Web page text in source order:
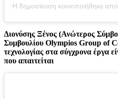
Διονύσης Ξένος (Ανώτερος
Συμβουλίου Olympios Group of
τεχνολογίας στα σύγχρονα έργα
που απαιτείται